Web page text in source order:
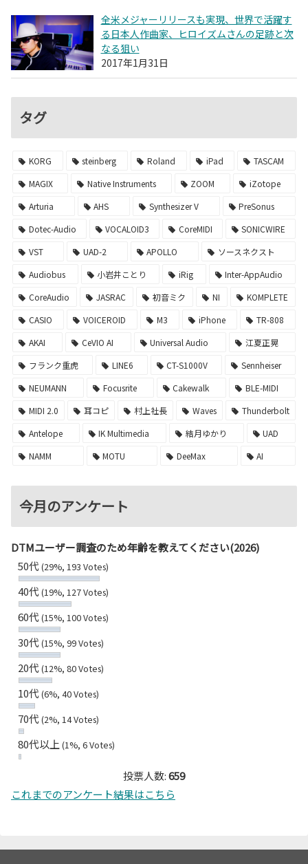
全米メジャーリリースも実現、世界で活躍す
る日本人作曲家、ヒロイズムさんの足跡と次
なる狙い
2017年1月31日
タグ
KORG steinberg Roland iPad
TASCAM
MAGIX
Native Instruments ZOOM
iZotope
Arturia
AHS Synthesizer V
PreSonus
Dotec-Audio
VOCALOID3 CoreMIDI
SONICWIRE
VST
UAD-2 APOLLO
ソースネクスト
Audiobus
小岩井ことり iRig
Inter-AppAudio
CoreAudio
JASRAC 初音ミク NI
KOMPLETE
CASIO
VOICEROID M3 iPhone
TR-808
AKAI
CeVIO AI Universal Audio
江夏正晃
フランク重虎
LINE6 CT-S1000V
Sennheiser
NEUMANN
Focusrite Cakewalk
BLE-MIDI
MIDI 2.0
耳コピ 村上社長 Waves
Thunderbolt
Antelope
IK Multimedia 結月ゆかり
UAD
NAMM
MOTU DeeMax AI
今月のアンケート
DTMユーザー調査のため年齢を教えてください(2026)
50代(29%, 193 Votes)
40代(19%, 127 Votes)
60代(15%, 100 Votes)
30代(15%, 99 Votes)
20代(12%, 80 Votes)
10代(6%, 40 Votes)
70代(2%, 14 Votes)
80代以上 (1%, 6 Votes)
投票人数:659
これまでのアンケート結果はこちら